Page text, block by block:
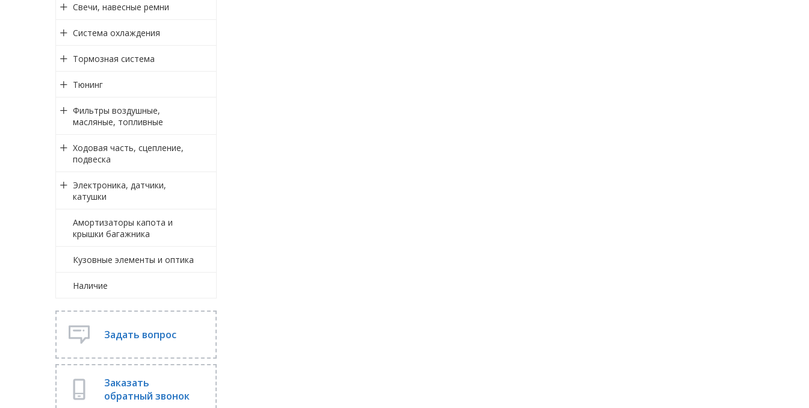
Свечи, навесные ремни
Система охлаждения
Тормозная система
Тюнинг
Фильтры воздушные,
масляные, топливные
Ходовая часть, сцепление,
подвеска
Электроника, датчики,
катушки
Амортизаторы капота и
крышки багажника
Кузовные элементы и оптика
Наличие
Задать вопрос
Заказать
обратный звонок